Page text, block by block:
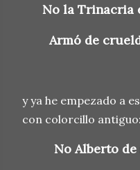
No la Trinacria
Armó de
y ya he empezado a
con colorcillo antiguo:
No Alberto